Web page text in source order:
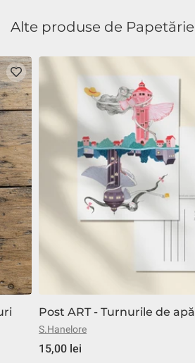
Alte produse de Papetărie
Post ART - Turnurile de apă
S.Hanelore
15,00 lei